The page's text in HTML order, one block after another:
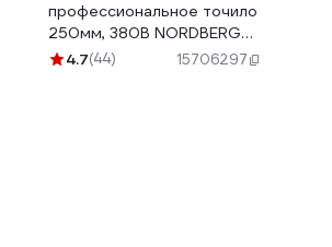
профессиональное точило
250мм, 380В NORDBERG
EG2511
4.7(44) 15706297